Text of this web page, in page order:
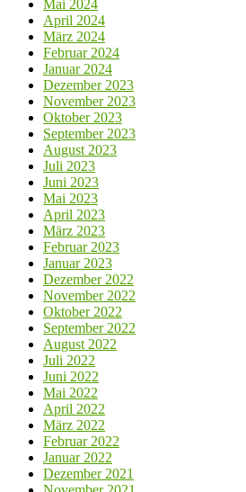
Mai 2024
April 2024
März 2024
Februar 2024
Januar 2024
Dezember 2023
November 2023
Oktober 2023
September 2023
August 2023
Juli 2023
Juni 2023
Mai 2023
April 2023
März 2023
Februar 2023
Januar 2023
Dezember 2022
November 2022
Oktober 2022
September 2022
August 2022
Juli 2022
Juni 2022
Mai 2022
April 2022
März 2022
Februar 2022
Januar 2022
Dezember 2021